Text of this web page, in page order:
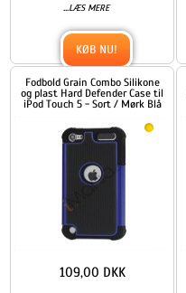
...LÆS MERE
KØB NU!
Fodbold Grain Combo Silikone
og plast Hard Defender Case til
iPod Touch 5 - Sort / Mørk Blå
109,00 DKK